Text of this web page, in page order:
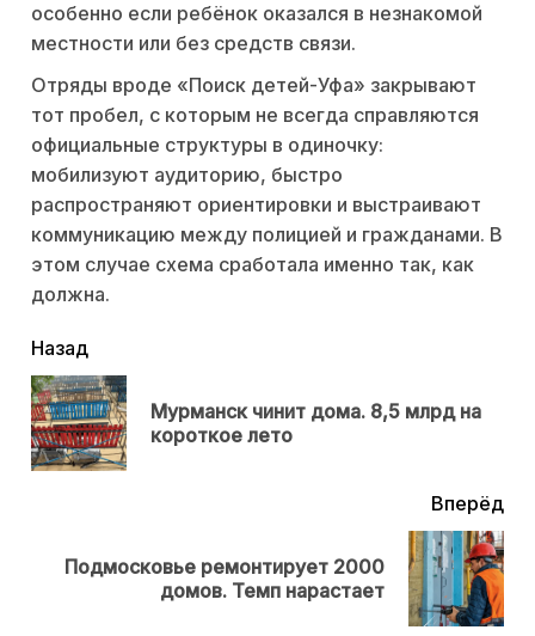
особенно если ребёнок оказался в незнакомой
местности или без средств связи.
Отряды вроде «Поиск детей-Уфа» закрывают
тот пробел, с которым не всегда справляются
официальные структуры в одиночку:
мобилизуют аудиторию, быстро
распространяют ориентировки и выстраивают
коммуникацию между полицией и гражданами. В
этом случае схема сработала именно так, как
должна.
читать
еще
Назад
Мурманск чинит дома. 8,5 млрд на
короткое лето
Вперёд
NextПодмосковье ремонтирует 2000
домов. Темп нарастает